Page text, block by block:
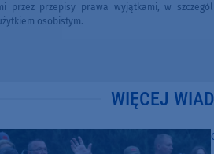
przez przepisy prawa wyjątkami, w
osobistym.
WIĘCEJ